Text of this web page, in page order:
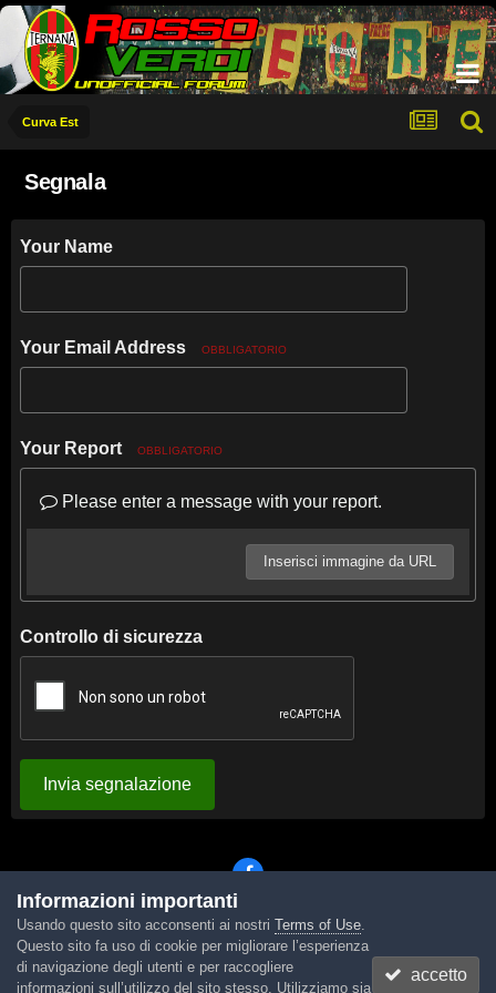
Curva Est
Segnala
Your Name
Your Email Address OBBLIGATORIO
Your Report OBBLIGATORIO
Please enter a message with your report.
Inserisci immagine da URL
Controllo di sicurezza
Invia segnalazione
Lingua Tema Contattaci Cookies
Powered by Invision Community
Informazioni importanti
Usando questo sito acconsenti ai nostri Terms of Use.
Questo sito fa uso di cookie per migliorare l’esperienza
di navigazione degli utenti e per raccogliere
informazioni sull’utilizzo del sito stesso. Utilizziamo sia
accetto